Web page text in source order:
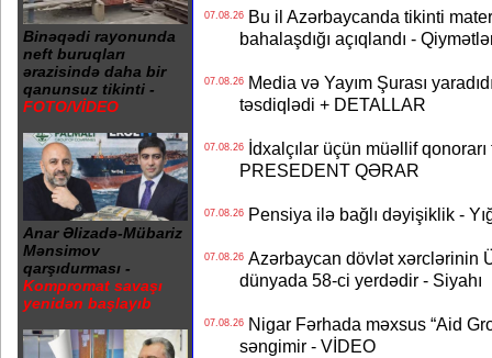
Binəqədi rayonunda
neft buruqları
ərazisində daha bir
qanunsuz tikinti -
FOTO/VİDEO
Anar Əlizadə-Mübariz
Mənsimov
qarşıdurması -
Kompromat savaşı
yenidən başlayıb
07.08.26Bu il Azərbaycanda tikinti
bahalaşdığı açıqlandı -
07.08.26Media və Yayım Şurası
təsdiqlədi + DETALLAR
07.08.26İdxalçılar üçün müəllif
PRESEDENT QƏRAR
07.08.26Pensiya ilə bağlı dəyişiklik -
07.08.26Azərbaycan dövlət xərclərinin
dünyada 58-ci yerdədir - Siyahı
07.08.26Nigar Fərhada məxsus “Aid
səngimir - VİDEO